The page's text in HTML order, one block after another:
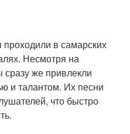
в самарских
Несмотря на
же привлекли
и талантом. Их песни
что быстро